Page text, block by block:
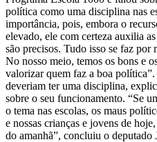
política como uma disciplina nas
importância, pois, embora o
elevado, ele com certeza auxilia
são precisos. Tudo isso se faz
No nosso meio, temos os bons e
valorizar quem faz a boa
deveriam ter uma disciplina,
sobre o seu funcionamento. “Se
o tema nas escolas, os maus
e nossas crianças e jovens de
do amanhã”, concluiu o deputado